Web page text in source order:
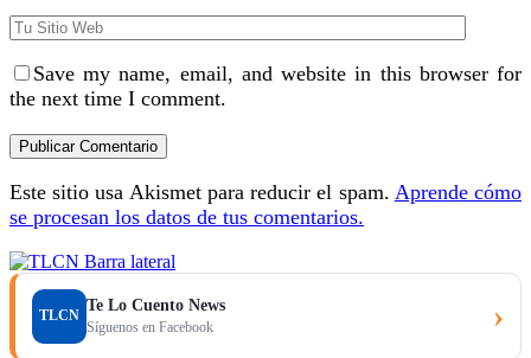
Save my name, email, and website in this browser for
the next time I comment.
Este sitio usa Akismet para reducir el spam. Aprende cómo
se procesan los datos de tus comentarios.
TLCN
Te Lo Cuento News
Síguenos en Facebook ›